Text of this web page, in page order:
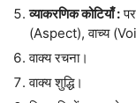
व्याकरणिक कोटियाँ :
(Aspect), वाच्य
वाक्य रचना।
वाक्य शुद्धि।